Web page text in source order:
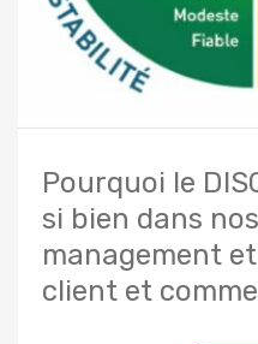
Pourquoi le
si bien dans
management
client et